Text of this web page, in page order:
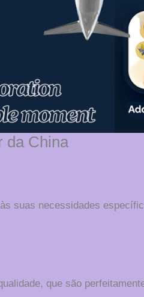
da China
suas necessidades
que são